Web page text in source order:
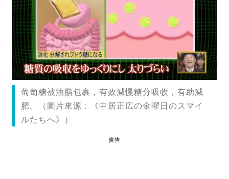
葡萄糖被油脂包裹，有效減慢糖分吸收，有助減
肥。（圖片來源：《中居正広の金曜日のスマイ
ルたちへ》）
廣告